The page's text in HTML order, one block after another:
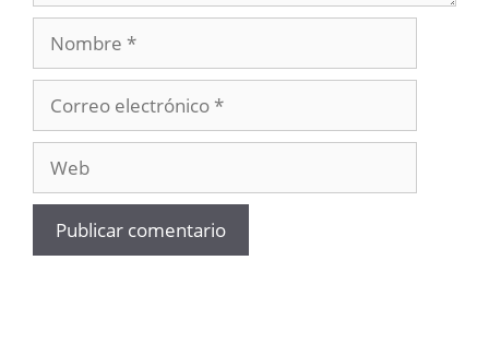
Nombre
electrónico